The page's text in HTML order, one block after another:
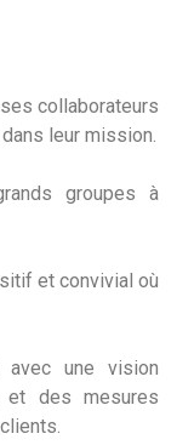
collaborateurs
leur mission.
groupes à
et convivial où
avec une vision
et des mesures